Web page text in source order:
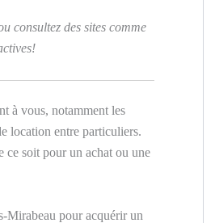
consultez des sites comme
à vous, notamment les
location entre particuliers.
ce soit pour un achat ou une
Mirabeau pour acquérir un